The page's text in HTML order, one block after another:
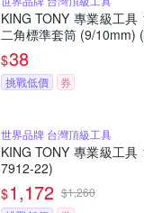
KING TONY 專業級工
二角標準套筒 (9/10mm)
$38
挑戰低價 券
世界品牌 台灣頂級工具
KING TONY 專業級工
7912-22)
$1,172 $1,260